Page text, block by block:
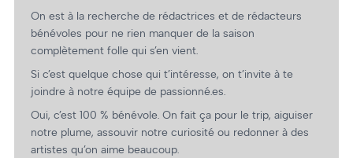
On est à la recherche de rédactrices et de rédacteurs
bénévoles pour ne rien manquer de la saison
complètement folle qui s’en vient.
Si c’est quelque chose qui t’intéresse, on t’invite à te
joindre à notre équipe de passionné.es.
Oui, c’est 100 % bénévole. On fait ça pour le trip, aiguiser
notre plume, assouvir notre curiosité ou redonner à des
artistes qu’on aime beaucoup.